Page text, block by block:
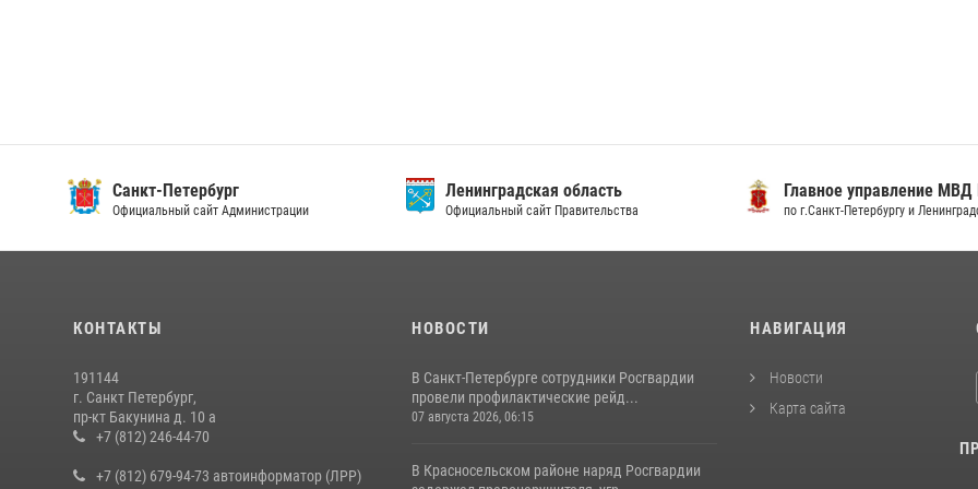
Санкт-Петербург
Официальный сайт Администрации
Ленинградская область
Официальный сайт Правительства
Главное управление МВД
по г.Санкт-Петербургу и
КОНТАКТЫ
191144
г. Санкт Петербург,
пр-кт Бакунина д. 10 а
+7 (812) 246-44-70
+7 (812) 679-94-73 автоинформатор (ЛРР)
НОВОСТИ
В Санкт-Петербурге сотрудники Росгвардии
провели профилактические рейд...
07 августа 2026, 06:15
В Красносельском районе наряд Росгвардии
НАВИГАЦИЯ
Новости
Карта сайта